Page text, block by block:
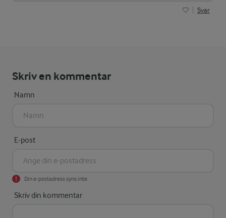
Svar
Skriv en kommentar
Namn
E-post
Din e-postadress syns inte
Skriv din kommentar